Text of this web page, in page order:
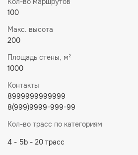
100
Макс. высота
200
Площадь стены, м²
1000
Контакты
8999999999999
8(999)9999-999-99
Кол-во трасс по категориям
4 - 5b - 20 трасс